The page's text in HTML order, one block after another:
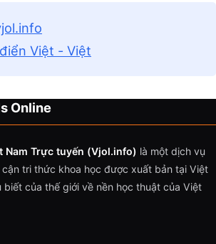
Việt - Việt
Online
Nam Trực tuyến (Vjol.info) là một dịch vụ
tri thức khoa học được xuất bản tại Việt
biết của thế giới về nền học thuật của Việt